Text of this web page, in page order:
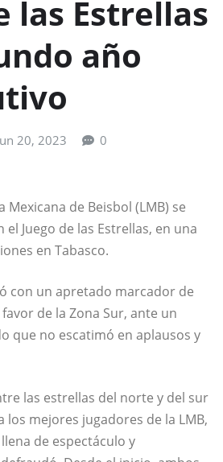
las Estrellas
año
20, 2023 0
Mexicana de Beisbol (LMB) se
Juego de las Estrellas, en una
en Tabasco.
con un apretado marcador de
de la Zona Sur, ante un
que no escatimó en aplausos y
las estrellas del norte y del sur
los mejores jugadores de la LMB,
de espectáculo y